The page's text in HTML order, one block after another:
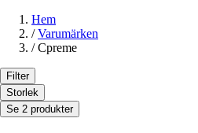
Hem
/ Varumärken
/ Cpreme
Filter
Storlek
Se 2 produkter